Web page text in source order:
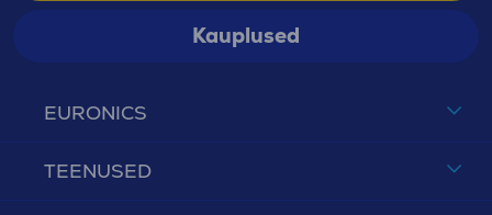
EURONICS
TEENUSED
Kauplused